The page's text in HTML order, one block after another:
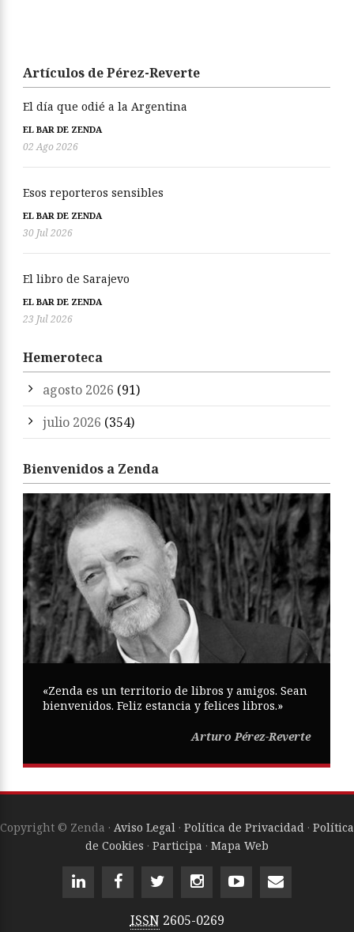
Artículos de Pérez-Reverte
El día que odié a la Argentina
EL BAR DE ZENDA
02 Ago 2026
Esos reporteros sensibles
EL BAR DE ZENDA
30 Jul 2026
El libro de Sarajevo
EL BAR DE ZENDA
23 Jul 2026
Hemeroteca
agosto 2026 (91)
julio 2026 (354)
Bienvenidos a Zenda
«Zenda es un territorio de libros y amigos. Sean
bienvenidos. Feliz estancia y felices libros.»
Arturo Pérez-Reverte
Copyright © Zenda · Aviso Legal · Política de Privacidad · Política
de Cookies · Participa · Mapa Web
ISSN 2605-0269